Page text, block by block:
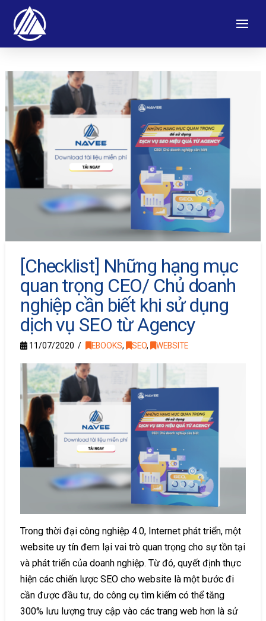
[Checklist] Những hạng mục
quan trọng CEO/ Chủ doanh
nghiệp cần biết khi sử dụng
dịch vụ SEO từ Agency
11/07/2020 EBOOKS, SEO, WEBSITE
Trong thời đại công nghiệp 4.0, Internet phát triển, một
website uy tín đem lại vai trò quan trọng cho sự tồn tại
và phát triển của doanh nghiệp. Từ đó, quyết định thực
hiện các chiến lược SEO cho website là một bước đi
cần được đầu tư, do công cụ tìm kiếm có thể tăng
300% lưu lượng truy cập vào các trang web hơn là sử